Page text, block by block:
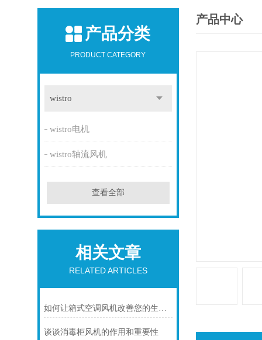
产品分类
PRODUCT CATEGORY
wistro
wistro电机
wistro轴流风机
查看全部
相关文章
RELATED ARTICLES
如何让箱式空调风机改善您的生活质量？
谈谈消毒柜风机的作用和重要性
产品中心